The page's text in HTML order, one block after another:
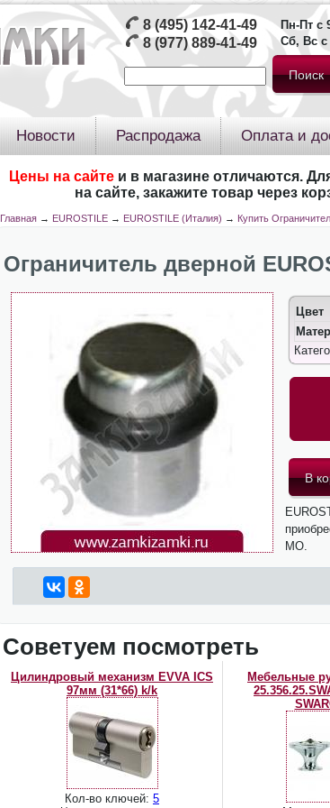
8 (495) 142-41-49
8 (977) 889-41-49
Пн-Пт с
Сб, Вс с
Новости Распродажа Оплата и
Цены на сайте и в магазине отличаются.
на сайте, закажите товар через
Главная → EUROSTILE → EUROSTILE (Италия) → Купить
Ограничитель дверной
Цвет
МО.
Советуем посмотреть
Цилиндровый механизм EVVA ICS
97мм (31*66) k/k
Кол-во ключей: 5
Мебельные